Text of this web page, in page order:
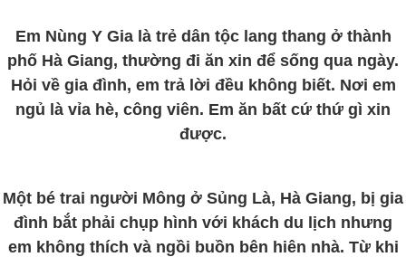
Em Nùng Y Gia là trẻ dân tộc lang thang ở thành
phố Hà Giang, thường đi ăn xin để sống qua ngày.
Hỏi về gia đình, em trả lời đều không biết. Nơi em
ngủ là vỉa hè, công viên. Em ăn bất cứ thứ gì xin
được.
Một bé trai người Mông ở Sủng Là, Hà Giang, bị gia
đình bắt phải chụp hình với khách du lịch nhưng
em không thích và ngồi buồn bên hiên nhà. Từ khi